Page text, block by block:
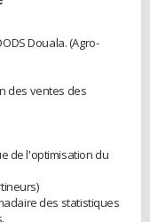
Douala. (Agro-
des ventes des
de l'optimisation du
des statistiques